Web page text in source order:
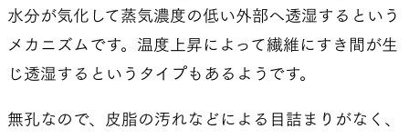
水分が気化して蒸気濃度の低い外部へ透湿するという
メカニズムです。温度上昇によって繊維にすき間が生
じ透湿するというタイプもあるようです。
無孔なので、皮脂の汚れなどによる目詰まりがなく、